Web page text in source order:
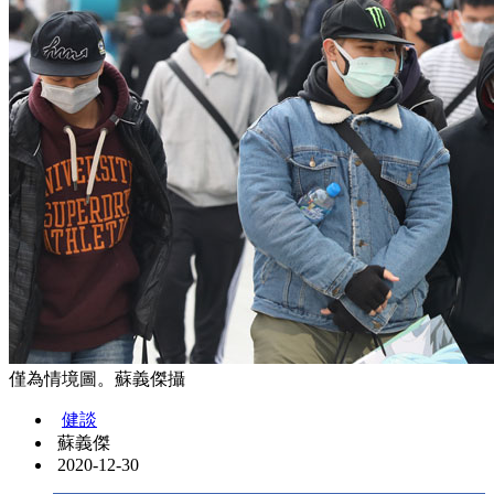
僅為情境圖。蘇義傑攝
健談
蘇義傑
2020-12-30